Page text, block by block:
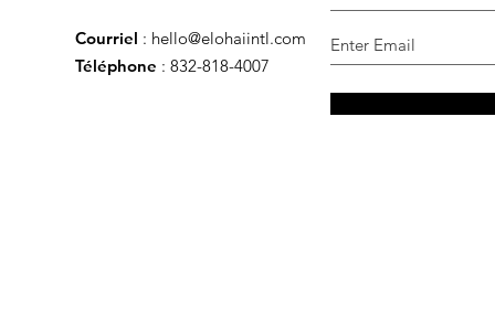
Courriel : hello@elohaiintl.com
Téléphone : 832-818-4007